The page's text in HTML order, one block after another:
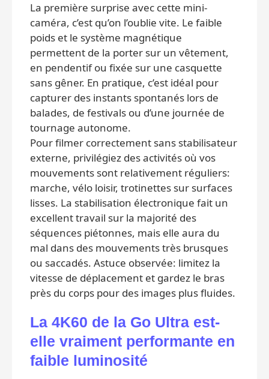
La première surprise avec cette mini-
caméra, c’est qu’on l’oublie vite. Le faible
poids et le système magnétique
permettent de la porter sur un vêtement,
en pendentif ou fixée sur une casquette
sans gêner. En pratique, c’est idéal pour
capturer des instants spontanés lors de
balades, de festivals ou d’une journée de
tournage autonome.
Pour filmer correctement sans stabilisateur
externe, privilégiez des activités où vos
mouvements sont relativement réguliers:
marche, vélo loisir, trotinettes sur surfaces
lisses. La stabilisation électronique fait un
excellent travail sur la majorité des
séquences piétonnes, mais elle aura du
mal dans des mouvements très brusques
ou saccadés. Astuce observée: limitez la
vitesse de déplacement et gardez le bras
près du corps pour des images plus fluides.
La 4K60 de la Go Ultra est-
elle vraiment performante en
faible luminosité